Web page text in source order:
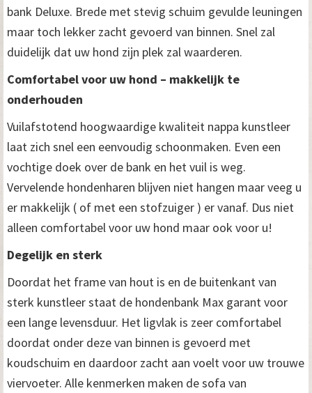
bank Deluxe. Brede met stevig schuim gevulde leuningen
maar toch lekker zacht gevoerd van binnen. Snel zal
duidelijk dat uw hond zijn plek zal waarderen.
Comfortabel voor uw hond – makkelijk te
onderhouden
Vuilafstotend hoogwaardige kwaliteit nappa kunstleer
laat zich snel een eenvoudig schoonmaken. Even een
vochtige doek over de bank en het vuil is weg.
Vervelende hondenharen blijven niet hangen maar veeg u
er makkelijk ( of met een stofzuiger ) er vanaf. Dus niet
alleen comfortabel voor uw hond maar ook voor u!
Degelijk en sterk
Doordat het frame van hout is en de buitenkant van
sterk kunstleer staat de hondenbank Max garant voor
een lange levensduur. Het ligvlak is zeer comfortabel
doordat onder deze van binnen is gevoerd met
koudschuim en daardoor zacht aan voelt voor uw trouwe
viervoeter. Alle kenmerken maken de sofa van